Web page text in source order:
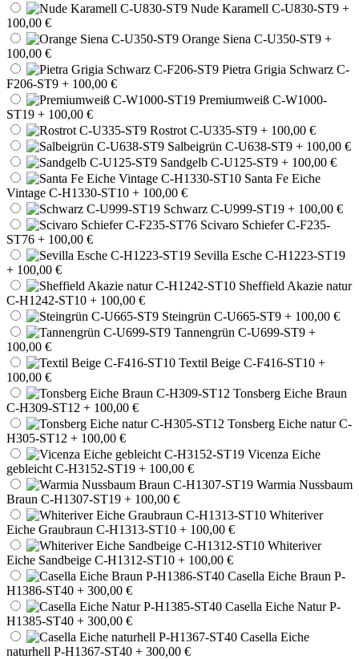
Nude Karamell C-U830-ST9 +
100,00 €
Orange Siena C-U350-ST9 +
100,00 €
Pietra Grigia Schwarz C-
F206-ST9 + 100,00 €
Premiumweiß C-W1000-
ST19 + 100,00 €
Rostrot C-U335-ST9 + 100,00 €
Salbeigrün C-U638-ST9 + 100,00 €
Sandgelb C-U125-ST9 + 100,00 €
Santa Fe Eiche
Vintage C-H1330-ST10 + 100,00 €
Schwarz C-U999-ST19 + 100,00 €
Scivaro Schiefer C-F235-
ST76 + 100,00 €
Sevilla Esche C-H1223-ST19
+ 100,00 €
Sheffield Akazie natur
C-H1242-ST10 + 100,00 €
Steingrün C-U665-ST9 + 100,00 €
Tannengrün C-U699-ST9 +
100,00 €
Textil Beige C-F416-ST10 +
100,00 €
Tonsberg Eiche Braun
C-H309-ST12 + 100,00 €
Tonsberg Eiche natur C-
H305-ST12 + 100,00 €
Vicenza Eiche
gebleicht C-H3152-ST19 + 100,00 €
Warmia Nussbaum
Braun C-H1307-ST19 + 100,00 €
Whiteriver
Eiche Graubraun C-H1313-ST10 + 100,00 €
Whiteriver
Eiche Sandbeige C-H1312-ST10 + 100,00 €
Casella Eiche Braun P-
H1386-ST40 + 300,00 €
Casella Eiche Natur P-
H1385-ST40 + 300,00 €
Casella Eiche
naturhell P-H1367-ST40 + 300,00 €